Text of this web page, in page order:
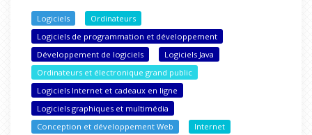
Logiciels
Ordinateurs
Logiciels de programmation et développement
Développement de logiciels
Logiciels Java
Ordinateurs et électronique grand public
Logiciels Internet et cadeaux en ligne
Logiciels graphiques et multimédia
Conception et développement Web
Internet